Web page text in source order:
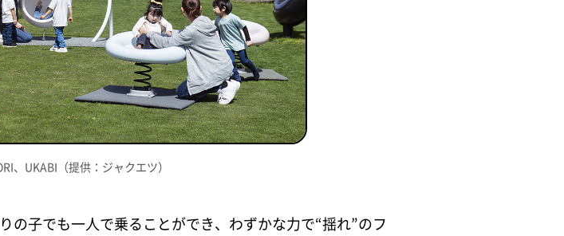
、UKABI（提供：ジャクエツ）
の子でも一人で乗ることができ、わずかな力で“揺れ”のフ